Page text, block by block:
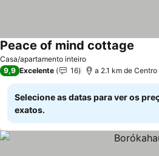
Casa/apartamento inteiro
Peace of mind cottage
9,9 Excelente 16 a 2.1 km de
Selecione as datas para ver os
exatos.